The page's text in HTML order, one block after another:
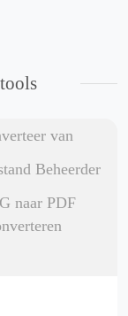
van
Beheerder
naar PDF